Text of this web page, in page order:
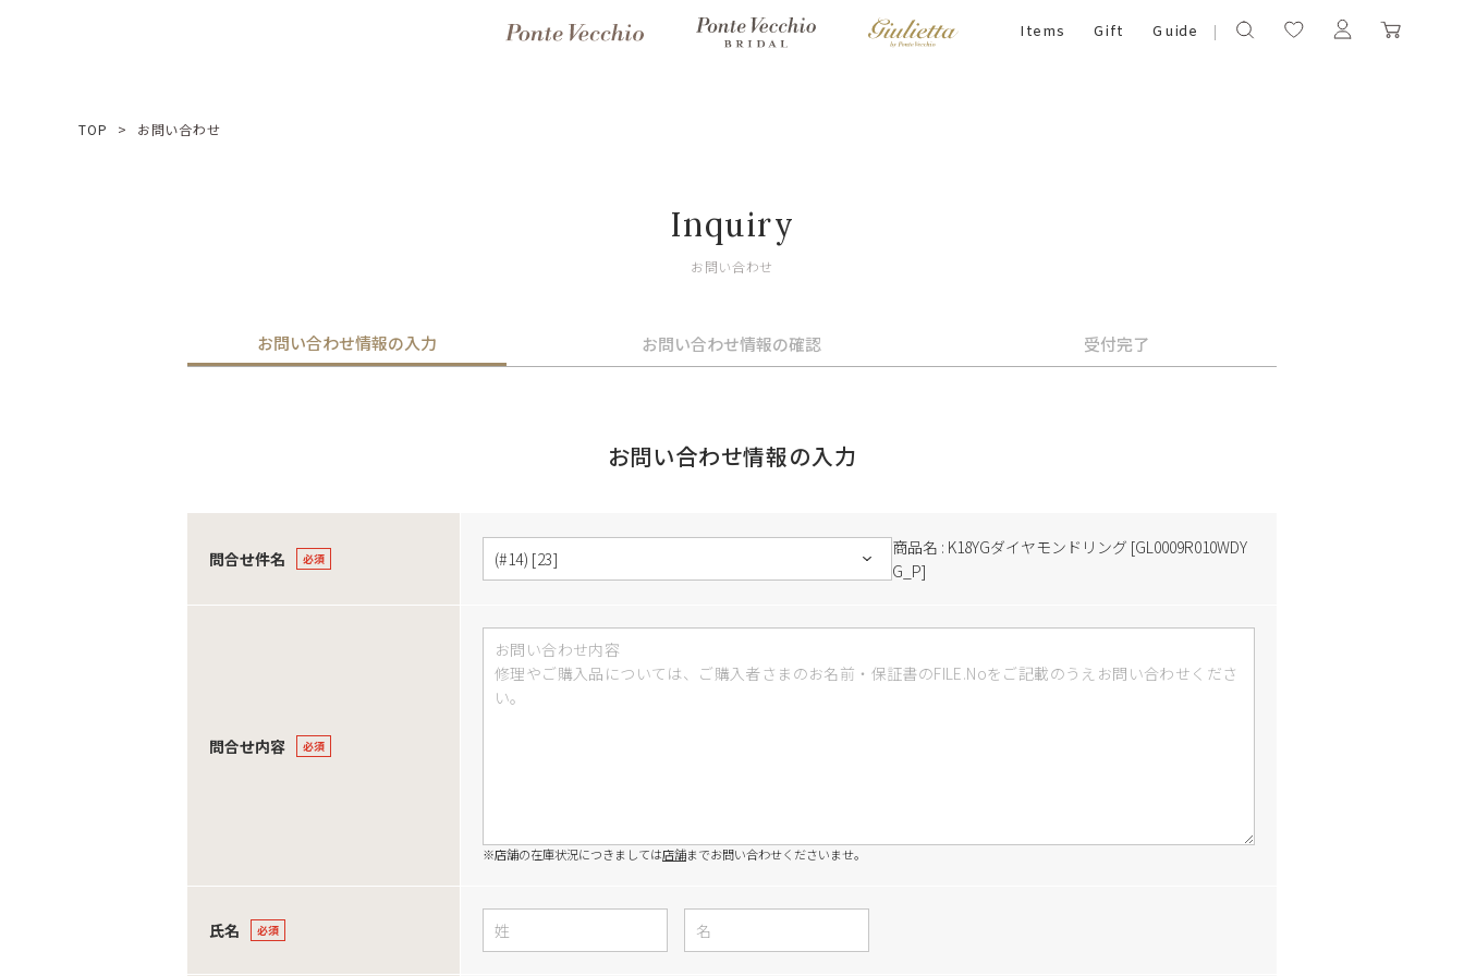
Items Gift Guide
TOP お問い合わせ
Inquiry
お問い合わせ
お問い合わせ情報の入力 お問い合わせ情報の確認 受付完了
お問い合わせ情報の入力
問合せ件名
商品名 : K18YGダイヤモンドリング [GL0009R010WDY
G_P]
問合せ内容
※店舗の在庫状況につきましては店舗までお問い合わせくださいませ。
氏名